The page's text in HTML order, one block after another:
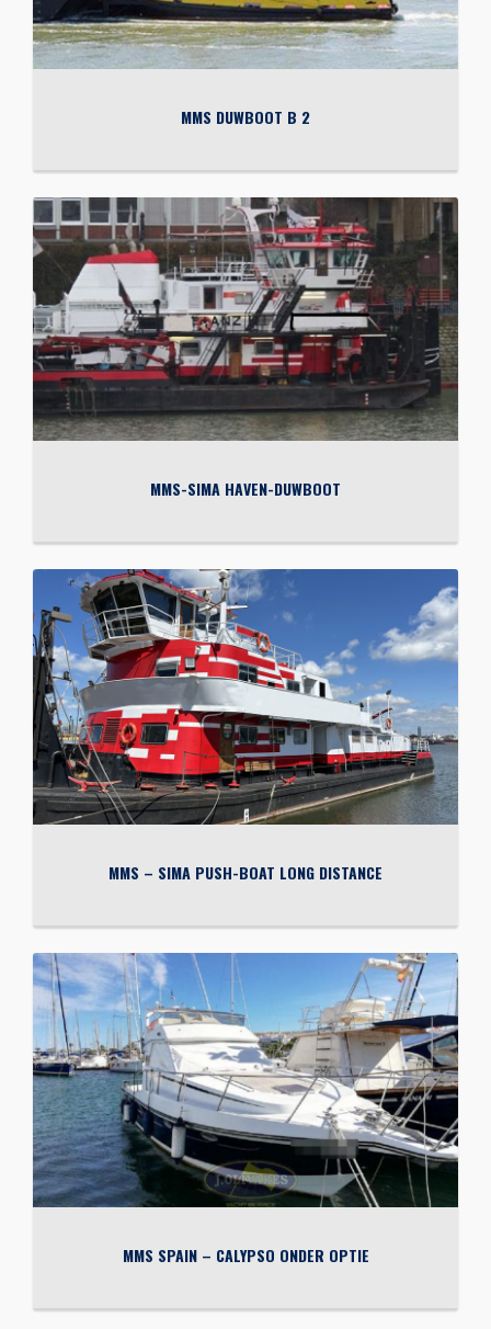
MMS DUWBOOT B 2
MMS-SIMA HAVEN-DUWBOOT
MMS – SIMA PUSH-BOAT LONG DISTANCE
MMS SPAIN – CALYPSO ONDER OPTIE